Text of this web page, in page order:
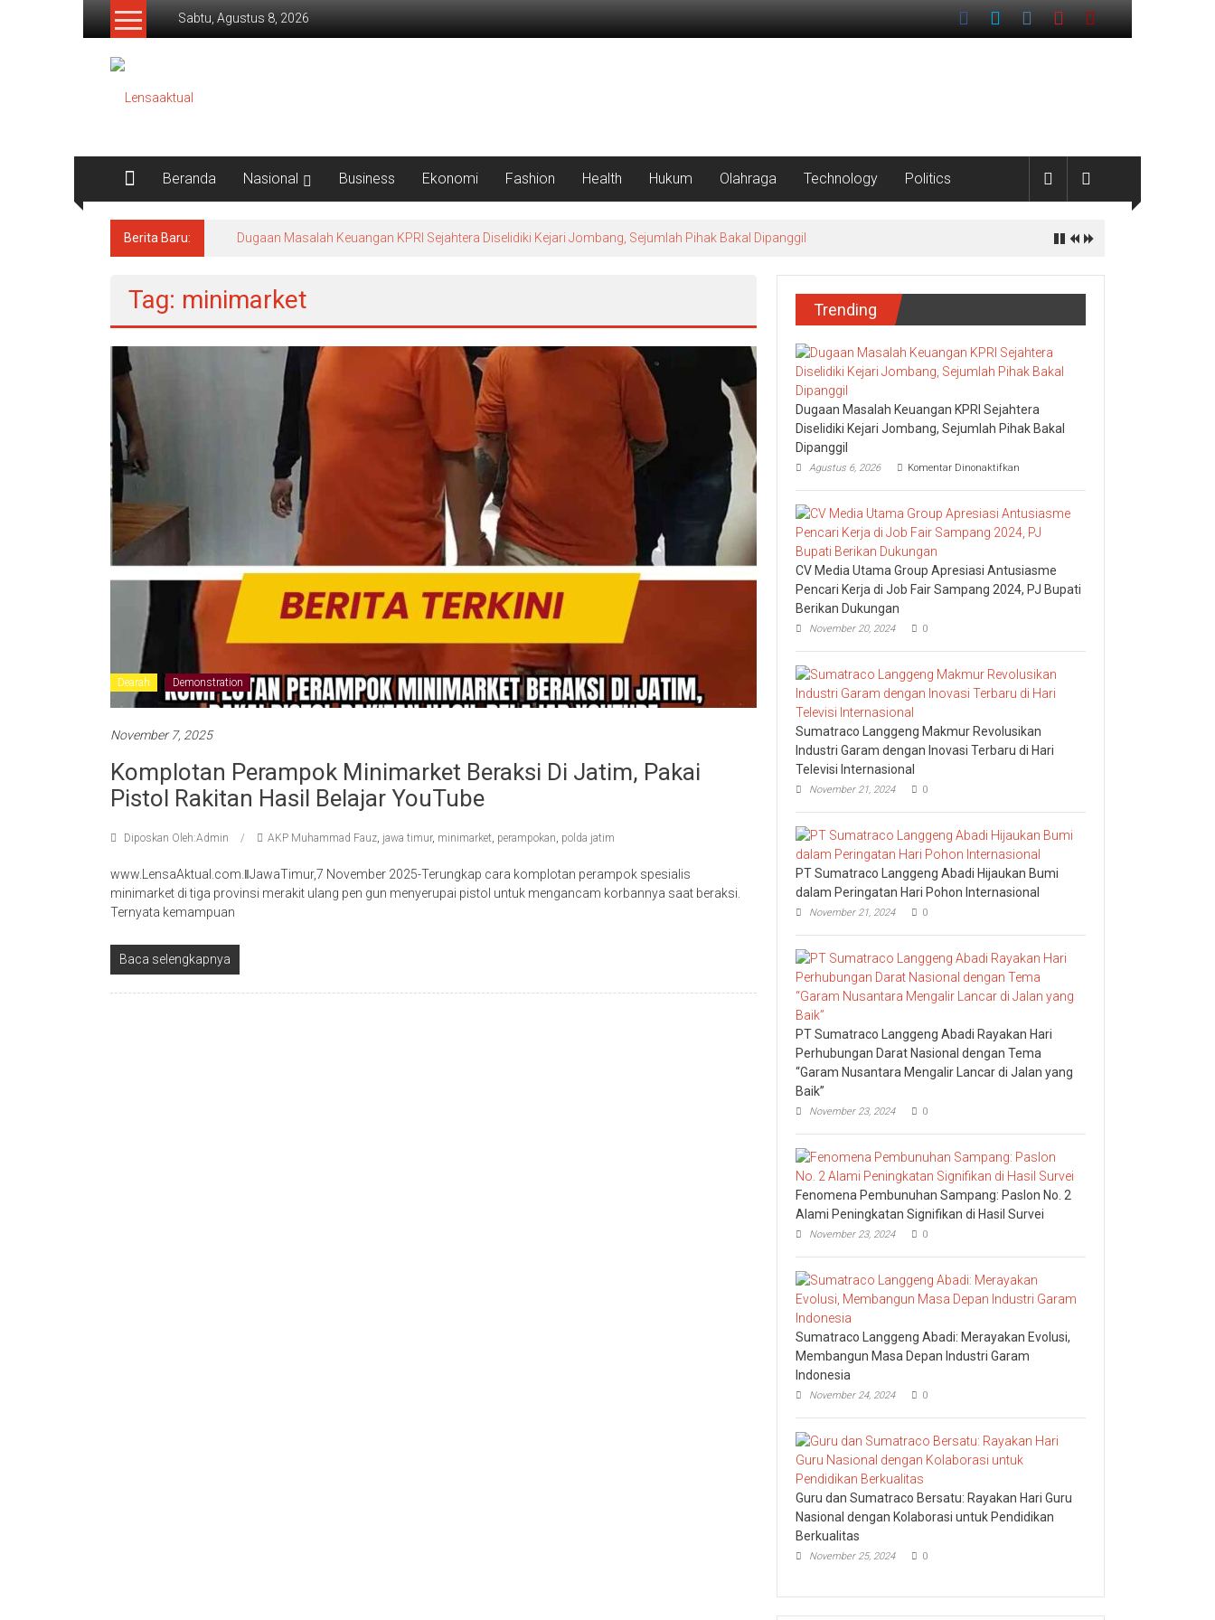
Lompat
Sabtu, Agustus 8, 2026
Lensaaktual
Beranda Nasional Business Ekonomi Fashion Health Hukum Olahraga Technology Politics
Berita Baru: Dugaan Masalah Keuangan KPRI Sejahtera Diselidiki Kejari Jombang, Sejumlah Pihak Bakal Dipanggil
Tag: minimarket
Dearah Demonstration
November 7, 2025
Komplotan Perampok Minimarket Beraksi Di Jatim, Pakai
Pistol Rakitan Hasil Belajar YouTube
Diposkan Oleh:Admin AKP Muhammad Fauz, jawa timur, minimarket, perampokan, polda jatim
www.LensaAktual.com.ǁJawaTimur,7 November 2025-Terungkap cara komplotan perampok spesialis
minimarket di tiga provinsi merakit ulang pen gun menyerupai pistol untuk mengancam korbannya saat beraksi.
Ternyata kemampuan
Baca selengkapnya
Trending
Dugaan Masalah Keuangan KPRI Sejahtera
Diselidiki Kejari Jombang, Sejumlah Pihak Bakal
Dipanggil
Agustus 6, 2026 Komentar Dinonaktifkan
Masalah
Keuangan
KPRI
Sejahtera
Kejari
Sejumlah
CV Media Utama Group Apresiasi Antusiasme
Pencari Kerja di Job Fair Sampang 2024, PJ Bupati
Berikan Dukungan
November 20, 2024 0
Sumatraco Langgeng Makmur Revolusikan
Industri Garam dengan Inovasi Terbaru di Hari
Televisi Internasional
November 21, 2024 0
PT Sumatraco Langgeng Abadi Hijaukan Bumi
dalam Peringatan Hari Pohon Internasional
November 21, 2024 0
PT Sumatraco Langgeng Abadi Rayakan Hari
Perhubungan Darat Nasional dengan Tema
“Garam Nusantara Mengalir Lancar di Jalan yang
Baik”
November 23, 2024 0
Fenomena Pembunuhan Sampang: Paslon No. 2
Alami Peningkatan Signifikan di Hasil Survei
November 23, 2024 0
Sumatraco Langgeng Abadi: Merayakan Evolusi,
Membangun Masa Depan Industri Garam
Indonesia
November 24, 2024 0
Guru dan Sumatraco Bersatu: Rayakan Hari Guru
Nasional dengan Kolaborasi untuk Pendidikan
Berkualitas
November 25, 2024 0